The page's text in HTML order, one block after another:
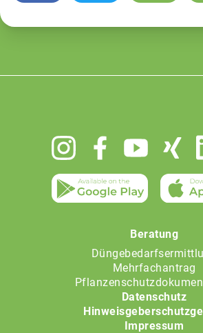
Beratung
Mehrfachantrag
Datenschutz
Impressum